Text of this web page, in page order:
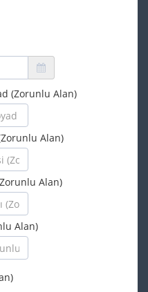
(Zorunlu Alan)
Alan)
Alan)
Alan)